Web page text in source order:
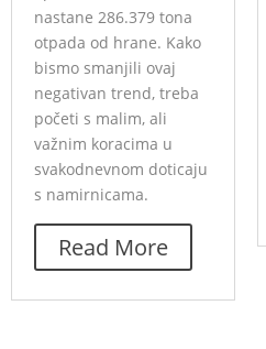
nastane 286.379 tona
otpada od hrane. Kako
bismo smanjili ovaj
negativan trend, treba
početi s malim, ali
važnim koracima u
svakodnevnom doticaju
s namirnicama.
Read More